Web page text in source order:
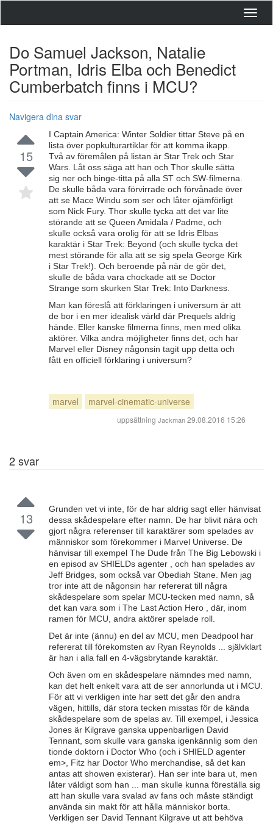
Do Samuel Jackson, Natalie
Portman, Idris Elba och Benedict
Cumberbatch finns i MCU?
Navigera dina svar
15
I Captain America: Winter Soldier tittar Steve på en
lista över popkulturartiklar för att komma ikapp.
Två av föremålen på listan är Star Trek och Star
Wars. Låt oss säga att han och Thor skulle sätta
sig ner och binge-titta på alla ST och SW-filmerna.
De skulle båda vara förvirrade och förvånade över
att se Mace Windu som ser och låter ojämförligt
som Nick Fury. Thor skulle tycka att det var lite
störande att se Queen Amidala / Padme, och
skulle också vara orolig för att se Idris Elbas
karaktär i Star Trek: Beyond (och skulle tycka det
mest störande för alla att se sig spela George Kirk
i Star Trek!). Och beroende på när de gör det,
skulle de båda vara chockade att se Doctor
Strange som skurken Star Trek: Into Darkness.
Man kan föreslå att förklaringen i universum är att
de bor i en mer idealisk värld där Prequels aldrig
hände. Eller kanske filmerna finns, men med olika
aktörer. Vilka andra möjligheter finns det, och har
Marvel eller Disney någonsin tagit upp detta och
fått en officiell förklaring i universum?
marvel marvel-cinematic-universe
uppsättning Jackman29.08.2016 15:26
2svar
13
Grunden vet vi inte, för de har aldrig sagt eller hänvisat
dessa skådespelare efter namn. De har blivit nära och
gjort några referenser till karaktärer som spelades av
människor som förekommer i Marvel Universe. De
hänvisar till exempel The Dude från The Big Lebowski i
en episod av SHIELDs agenter , och han spelades av
Jeff Bridges, som också var Obediah Stane. Men jag
tror inte att de någonsin har refererat till några
skådespelare som spelar MCU-tecken med namn, så
det kan vara som i The Last Action Hero , där, inom
ramen för MCU, andra aktörer spelade roll.
Det är inte (ännu) en del av MCU, men Deadpool har
refererat till förekomsten av Ryan Reynolds ... självklart
är han i alla fall en 4-vägsbrytande karaktär.
Och även om en skådespelare nämndes med namn,
kan det helt enkelt vara att de ser annorlunda ut i MCU.
För att vi verkligen inte har sett det går den andra
vägen, hittills, där stora tecken misstas för de kända
skådespelare som de spelas av. Till exempel, i Jessica
Jones är Kilgrave ganska uppenbarligen David
Tennant, som skulle vara ganska igenkännlig som den
tionde doktorn i Doctor Who (och i SHIELD agenter
em>, Fitz har Doctor Who merchandise, så det kan
antas att showen existerar). Han ser inte bara ut, men
låter väldigt som han ... man skulle kunna föreställa sig
att han skulle vara svalad av fans och måste ständigt
använda sin makt för att hålla människor borta.
Verkligen ser David Tennant Kilgrave ut att behöva